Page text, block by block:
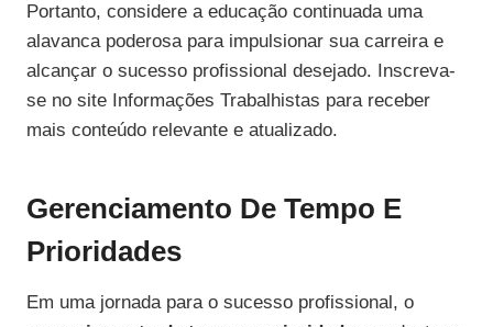
Portanto, considere a educação continuada uma
alavanca poderosa para impulsionar sua carreira e
alcançar o sucesso profissional desejado. Inscreva-
se no site Informações Trabalhistas para receber
mais conteúdo relevante e atualizado.
Gerenciamento De Tempo E
Prioridades
Em uma jornada para o sucesso profissional, o